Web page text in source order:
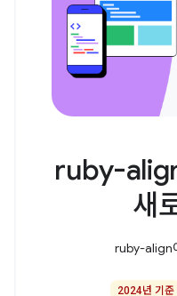
ruby-
새
ruby-align
2024년 기준